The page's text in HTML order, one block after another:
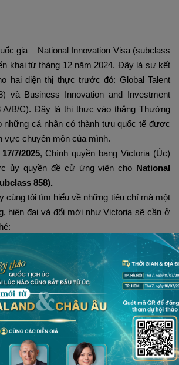
gia – National Innovation Visa (subclass
khai từ tháng 12 năm 2024. Đây là sự kết
hai diện thị thực trước đó: Global Talent
và Business Innovation and Investment
A/B/C). Đây là thị thực vào thẳng Thường
những cá nhân có thành tựu quốc tế được
vực chuyên môn của mình.
17/7/2025, Chính quyền bang Victoria (Úc)
ủy quyền đề cử ứng viên cho National
858).
cùng tôi tìm hiểu về những tiêu chí mà một
hiện đại và đổi mới như Victoria sẽ cần ở
muốn thu hút các nhân tố xuất sắc
cứu, khởi nghiệp, sáng tạo nghệ thuật, thể
năng lực đổi mới, năng suất và phát triển
bang Victoria?
sơ của quý vị sẽ được xem xét theo hạng
Two, giúp rút ngắn thời gian xử lý.
chuyên nghiệp: Tiểu bang Victoria là trung